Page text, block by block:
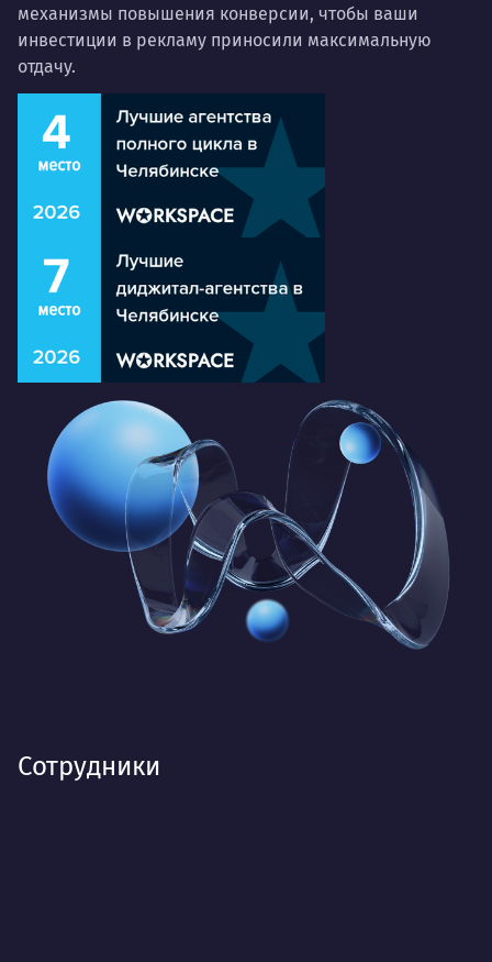
механизмы повышения конверсии, чтобы ваши
инвестиции в рекламу приносили максимальную
отдачу.
Сотрудники